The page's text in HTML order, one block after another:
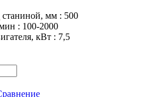
станиной, мм : 500
: 100-2000
кВт : 7,5